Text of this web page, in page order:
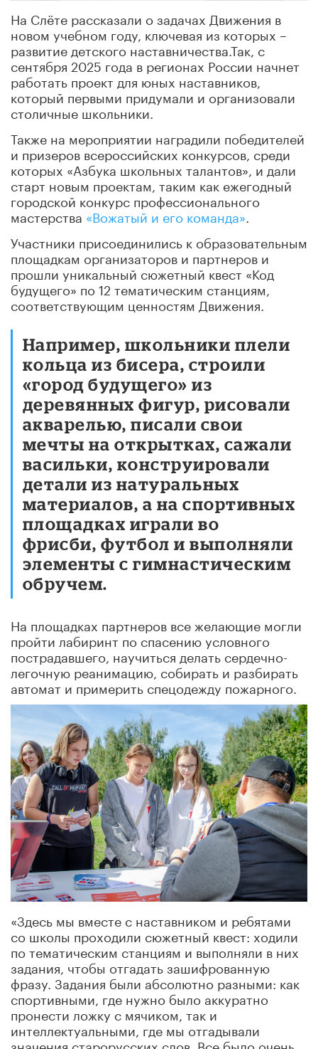
На Слёте рассказали о задачах Движения в
новом учебном году, ключевая из которых –
развитие детского наставничества.Так, с
сентября 2025 года в регионах России начнет
работать проект для юных наставников,
который первыми придумали и организовали
столичные школьники.
Также на мероприятии наградили победителей
и призеров всероссийских конкурсов, среди
которых «Азбука школьных талантов», и дали
старт новым проектам, таким как ежегодный
городской конкурс профессионального
мастерства «Вожатый и его команда»
Участники присоединились к образовательным
площадкам организаторов и партнеров и
прошли уникальный сюжетный квест «Код
будущего» по 12 тематическим станциям,
соответствующим ценностям Движения.
Например, школьники плели
кольца из бисера, строили
«город будущего» из
деревянных фигур, рисовали
акварелью, писали свои
мечты на открытках, сажали
васильки, конструировали
детали из натуральных
материалов, а на спортивных
площадках играли во
фрисби, футбол и выполняли
элементы с гимнастическим
обручем.
На площадках партнеров все желающие могли
пройти лабиринт по спасению условного
пострадавшего, научиться делать сердечно-
легочную реанимацию, собирать и разбирать
автомат и примерить спецодежду пожарного.
«Здесь мы вместе с наставником и ребятами
со школы проходили сюжетный квест: ходили
по тематическим станциям и выполняли в них
задания, чтобы отгадать зашифрованную
фразу. Задания были абсолютно разными: как
спортивными, где нужно было аккуратно
пронести ложку с мячиком, так и
интеллектуальными, где мы отгадывали
значения старорусских слов. Все было очень